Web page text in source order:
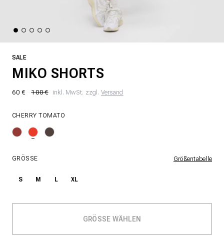
SALE
MIKO SHORTS
60 € 100 € inkl. MwSt. zzgl. Versand
CHERRY TOMATO
GRÖSSE Größentabelle
S M L XL